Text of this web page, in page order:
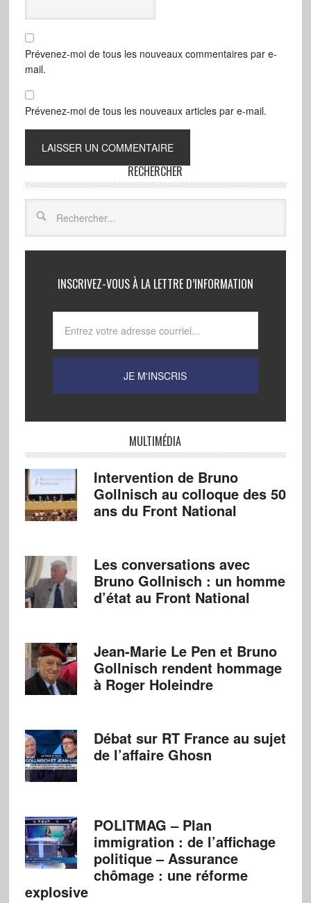
Prévenez-moi de tous les nouveaux commentaires par e-
mail.
Prévenez-moi de tous les nouveaux articles par e-mail.
RECHERCHER
INSCRIVEZ-VOUS À LA LETTRE D’INFORMATION
MULTIMÉDIA
Intervention de Bruno
Gollnisch au colloque des 50
ans du Front National
Les conversations avec
Bruno Gollnisch : un homme
d’état au Front National
Jean-Marie Le Pen et Bruno
Gollnisch rendent hommage
à Roger Holeindre
Débat sur RT France au sujet
de l’affaire Ghosn
POLITMAG – Plan
immigration : de l’affichage
politique – Assurance
chômage : une réforme
explosive